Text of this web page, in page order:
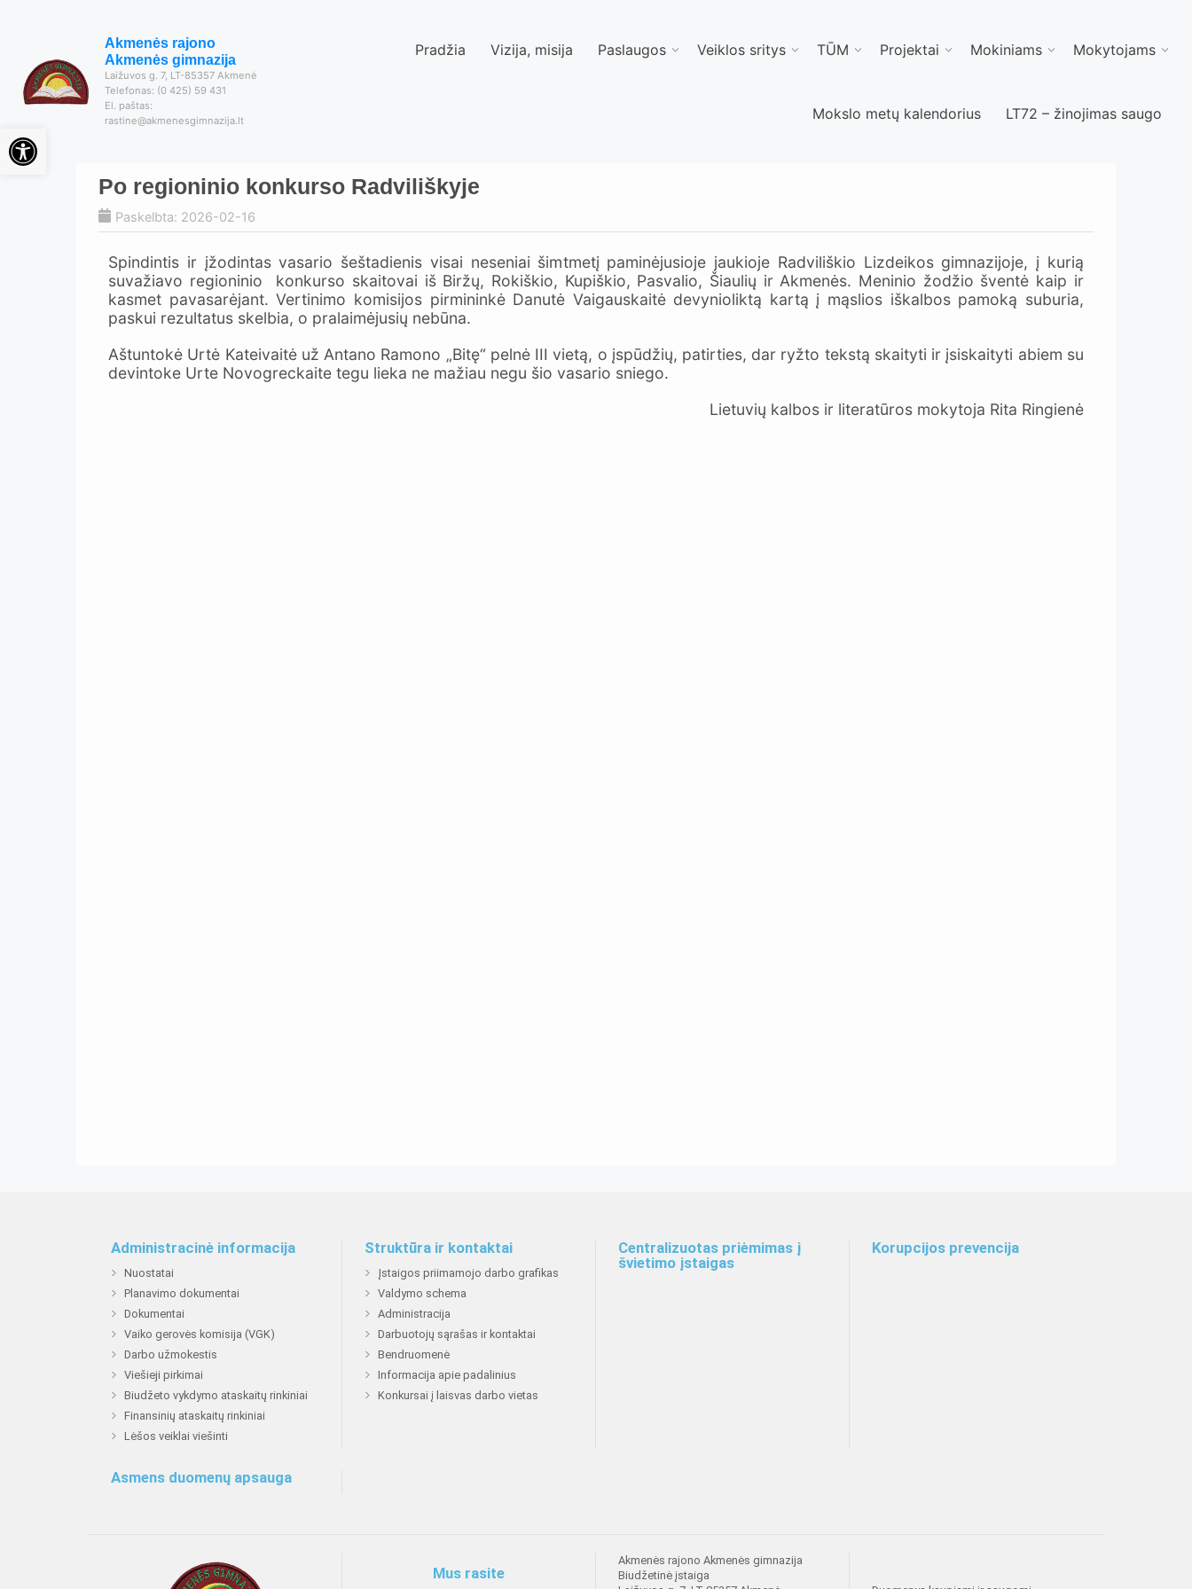
Akmenės rajono
Akmenės gimnazija
Laižuvos g. 7, LT-85357 Akmenė
Telefonas: (0 425) 59 431
El. paštas:
rastine@akmenesgimnazija.lt
Pradžia Vizija, misija Paslaugos Veiklos sritys TŪM Projektai Mokiniams Mokytojams
Mokslo metų kalendorius LT72 – žinojimas saugo
Po regioninio konkurso Radviliškyje
Paskelbta: 2026-02-16
Spindintis ir įžodintas vasario šeštadienis visai neseniai šimtmetį paminėjusioje jaukioje Radviliškio Lizdeikos gimnazijoje, į kurią
suvažiavo regioninio konkurso skaitovai iš Biržų, Rokiškio, Kupiškio, Pasvalio, Šiaulių ir Akmenės. Meninio žodžio šventė kaip ir
kasmet pavasarėjant. Vertinimo komisijos pirmininkė Danutė Vaigauskaitė devynioliktą kartą į mąslios iškalbos pamoką suburia,
paskui rezultatus skelbia, o pralaimėjusių nebūna.
Aštuntokė Urtė Kateivaitė už Antano Ramono „Bitę“ pelnė III vietą, o įspūdžių, patirties, dar ryžto tekstą skaityti ir įsiskaityti abiem su
devintoke Urte Novogreckaite tegu lieka ne mažiau negu šio vasario sniego.
Lietuvių kalbos ir literatūros mokytoja Rita Ringienė
Administracinė informacija
Nuostatai
Planavimo dokumentai
Dokumentai
Vaiko gerovės komisija (VGK)
Darbo užmokestis
Viešieji pirkimai
Biudžeto vykdymo ataskaitų rinkiniai
Finansinių ataskaitų rinkiniai
Lėšos veiklai viešinti
Struktūra ir kontaktai
Įstaigos priimamojo darbo grafikas
Valdymo schema
Administracija
Darbuotojų sąrašas ir kontaktai
Bendruomenė
Informacija apie padalinius
Konkursai į laisvas darbo vietas
Centralizuotas priėmimas į
švietimo įstaigas
Korupcijos prevencija
Asmens duomenų apsauga
Mus rasite
Akmenės rajono Akmenės gimnazija
Biudžetinė įstaiga
Open toolbar